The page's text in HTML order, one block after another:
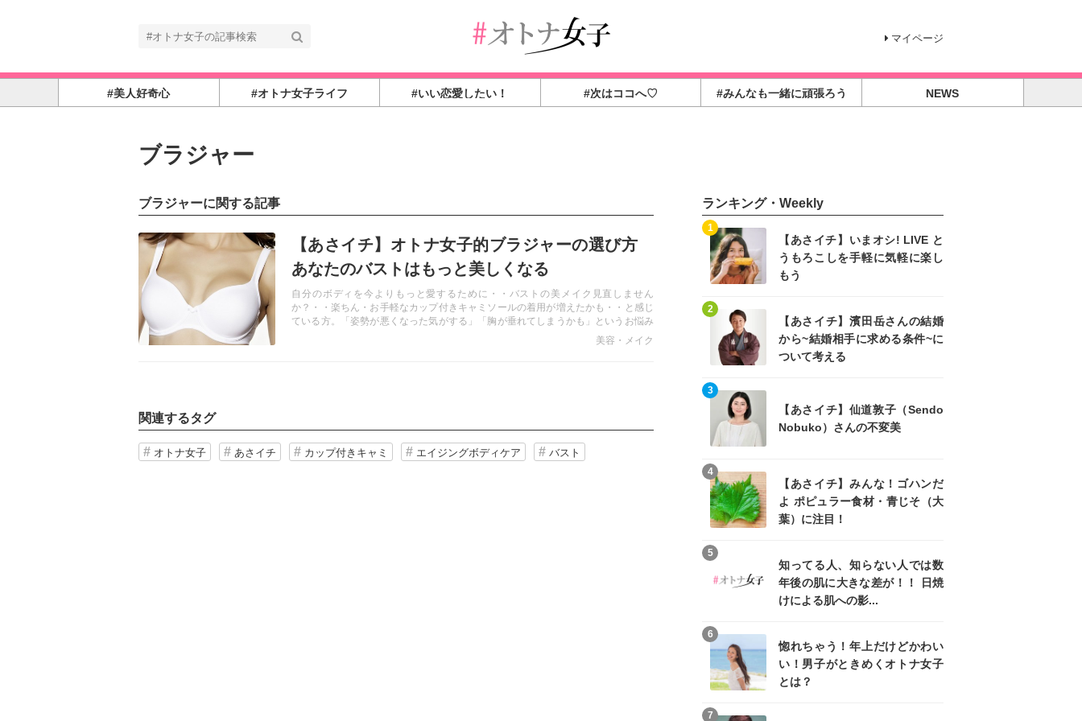
マイページ
#美人好奇心 #オトナ女子ライフ #いい恋愛したい！ #次はココへ♡ #みんなも一緒に頑張ろう NEWS
ブラジャー
ブラジャーに関する記事
【あさイチ】オトナ女子的ブラジャーの選び方
あなたのバストはもっと美しくなる
自分のボディを今よりもっと愛するために・・バストの美メイク見直しません
か？・・楽ちん・お手軽なカップ付きキャミソールの着用が増えたかも・・と感じ
ている方。「姿勢が悪くなった気がする」「胸が垂れてしまうかも」というお悩み
も聞こえてきます。私たちの体に毎日寄り添うブラジャーについて真剣に考えてみ
美容・メイク
関連するタグ
オトナ女子 あさイチ カップ付きキャミ エイジングボディケア バスト
ランキング・Weekly
【あさイチ】いまオシ! LIVE と
うもろこしを手軽に気軽に楽し
もう
1
【あさイチ】濱田岳さんの結婚
から~結婚相手に求める条件~に
ついて考える
2
【あさイチ】仙道敦子（Sendo
Nobuko）さんの不変美
3
【あさイチ】みんな！ゴハンだ
よ ポピュラー食材・青じそ（大
葉）に注目！
4
知ってる人、知らない人では数
年後の肌に大きな差が！！ 日焼
けによる肌への影...
5
惚れちゃう！年上だけどかわい
い！男子がときめくオトナ女子
とは？
6
7